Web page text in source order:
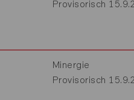
Provisorisch
Minergie
Provisorisch